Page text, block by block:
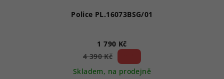
Police PL.16073BSG/01
1 790 Kč
4 390 Kč
Skladem, na prodejně